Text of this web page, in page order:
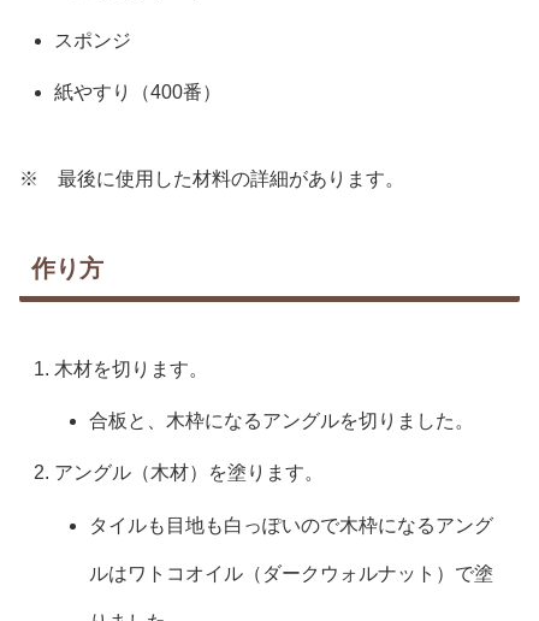
スポンジ
紙やすり（400番）
※ 最後に使用した材料の詳細があります。
作り方
木材を切ります。
合板と、木枠になるアングルを切りました。
アングル（木材）を塗ります。
タイルも目地も白っぽいので木枠になるアング
ルはワトコオイル（ダークウォルナット）で塗